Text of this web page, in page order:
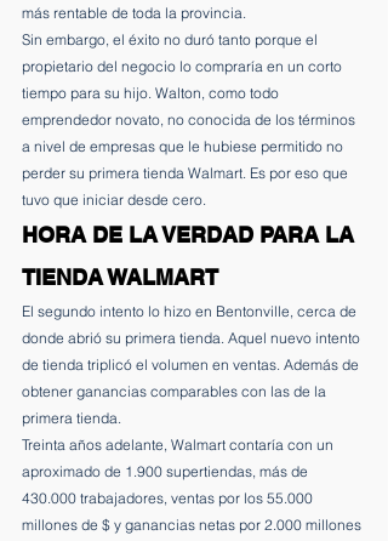
más rentable de toda la provincia.
Sin embargo, el éxito no duró tanto porque el
propietario del negocio lo compraría en un corto
tiempo para su hijo. Walton, como todo
emprendedor novato, no conocida de los términos
a nivel de empresas que le hubiese permitido no
perder su primera tienda Walmart. Es por eso que
tuvo que iniciar desde cero.
HORA DE LA VERDAD PARA LA
TIENDA WALMART
El segundo intento lo hizo en Bentonville, cerca de
donde abrió su primera tienda. Aquel nuevo intento
de tienda triplicó el volumen en ventas. Además de
obtener ganancias comparables con las de la
primera tienda.
Treinta años adelante, Walmart contaría con un
aproximado de 1.900 supertiendas, más de
430.000 trabajadores, ventas por los 55.000
millones de $ y ganancias netas por 2.000 millones